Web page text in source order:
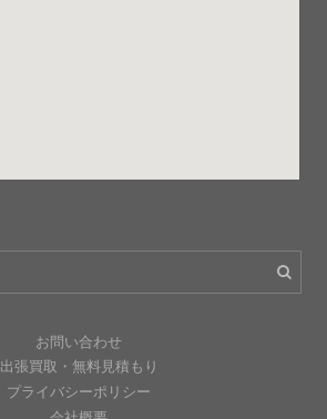
お問い合わせ
出張買取・無料見積もり
プライバシーポリシー